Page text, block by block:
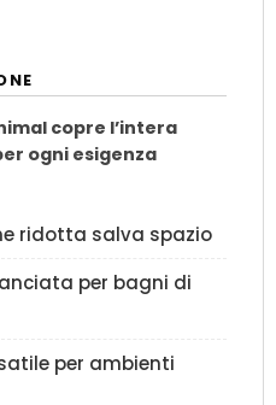
copre l’intera
ogni esigenza
ridotta salva spazio
per bagni di
per ambienti